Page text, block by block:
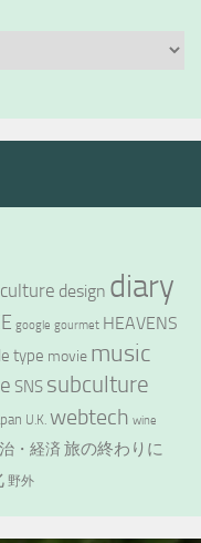
culture design diary
google gourmet HEAVENS
type movie music
SNS subculture
U.K. webtech wine
・経済 旅の終わりに
野外